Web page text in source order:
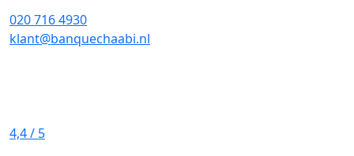
020 716 4930
klant@banquechaabi.nl
4,4/ 5